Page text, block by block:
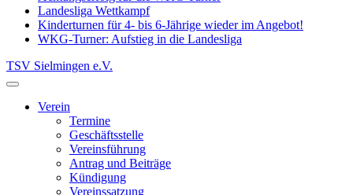
Landesliga Wettkampf
Kinderturnen für 4- bis 6-Jährige wieder im Angebot!
WKG-Turner: Aufstieg in die Landesliga
TSV Sielmingen e.V.
Verein
Termine
Geschäftsstelle
Vereinsführung
Antrag und Beiträge
Kündigung
Vereinssatzung